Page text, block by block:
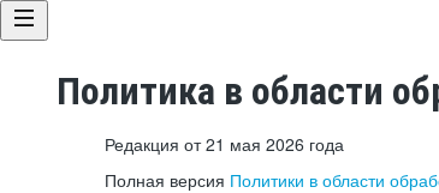
Политика в области
Редакция от 21 мая 2026 года
Полная версия Политики в области